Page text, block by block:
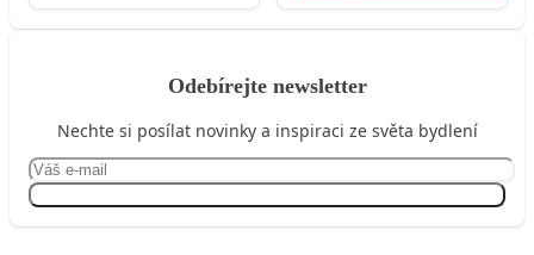
Odebírejte newsletter
Nechte si posílat novinky a inspiraci ze světa bydlení